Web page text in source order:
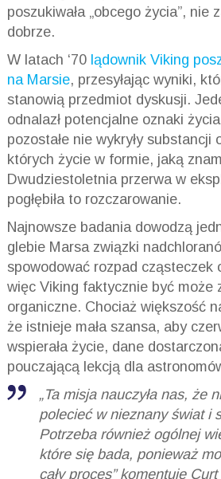
poszukiwała „obcego życia”, nie
dobrze.
W latach ‘70lądownik Viking
na Marsie, przesyłając wyniki,
stanowią przedmiot dyskusji.
odnalazł potencjalne oznaki
pozostałe nie wykryły substancji
których życie w formie, jaką
Dwudziestoletnia przerwa w
pogłębiła to rozczarowanie.
Najnowsze badania dowodzą
glebie Marsa związki
spowodować rozpad cząsteczek
więc Viking faktycznie być może
organiczne. Chociaż większość
że istnieje mała szansa, aby
wspierała życie, dane
pouczającą lekcją dla
„Ta misja nauczyła nas, że
polecieć w nieznany świat i
Potrzeba również ogólnej
które się bada, ponieważ
cały proces” komentuje